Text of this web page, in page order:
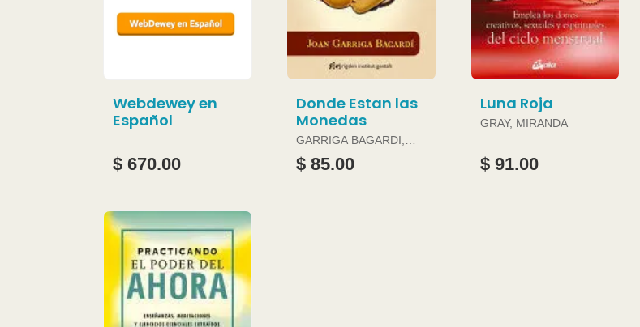
Webdewey en
Español
$ 670.00
Donde Estan las
Monedas
GARRIGA BAGARDI,
JOAN
$ 85.00
Luna Roja
GRAY, MIRANDA
$ 91.00